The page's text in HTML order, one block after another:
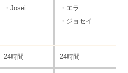
・Josei
・エラ
・ジョセイ
24時間 24時間